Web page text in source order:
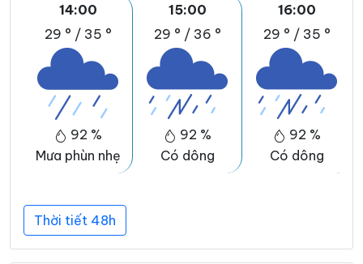
14:00
29 ° / 35 °
92 %
Mưa phùn nhẹ
15:00
29 ° / 36 °
92 %
Có dông
16:00
29 ° / 35 °
92 %
Có dông
Thời tiết 48h